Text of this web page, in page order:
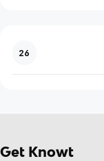
26
Get Knowt